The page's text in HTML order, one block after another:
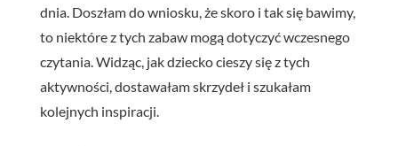
dnia. Doszłam do wniosku, że skoro i tak się bawimy,
to niektóre z tych zabaw mogą dotyczyć wczesnego
czytania. Widząc, jak dziecko cieszy się z tych
aktywności, dostawałam skrzydeł i szukałam
kolejnych inspiracji.